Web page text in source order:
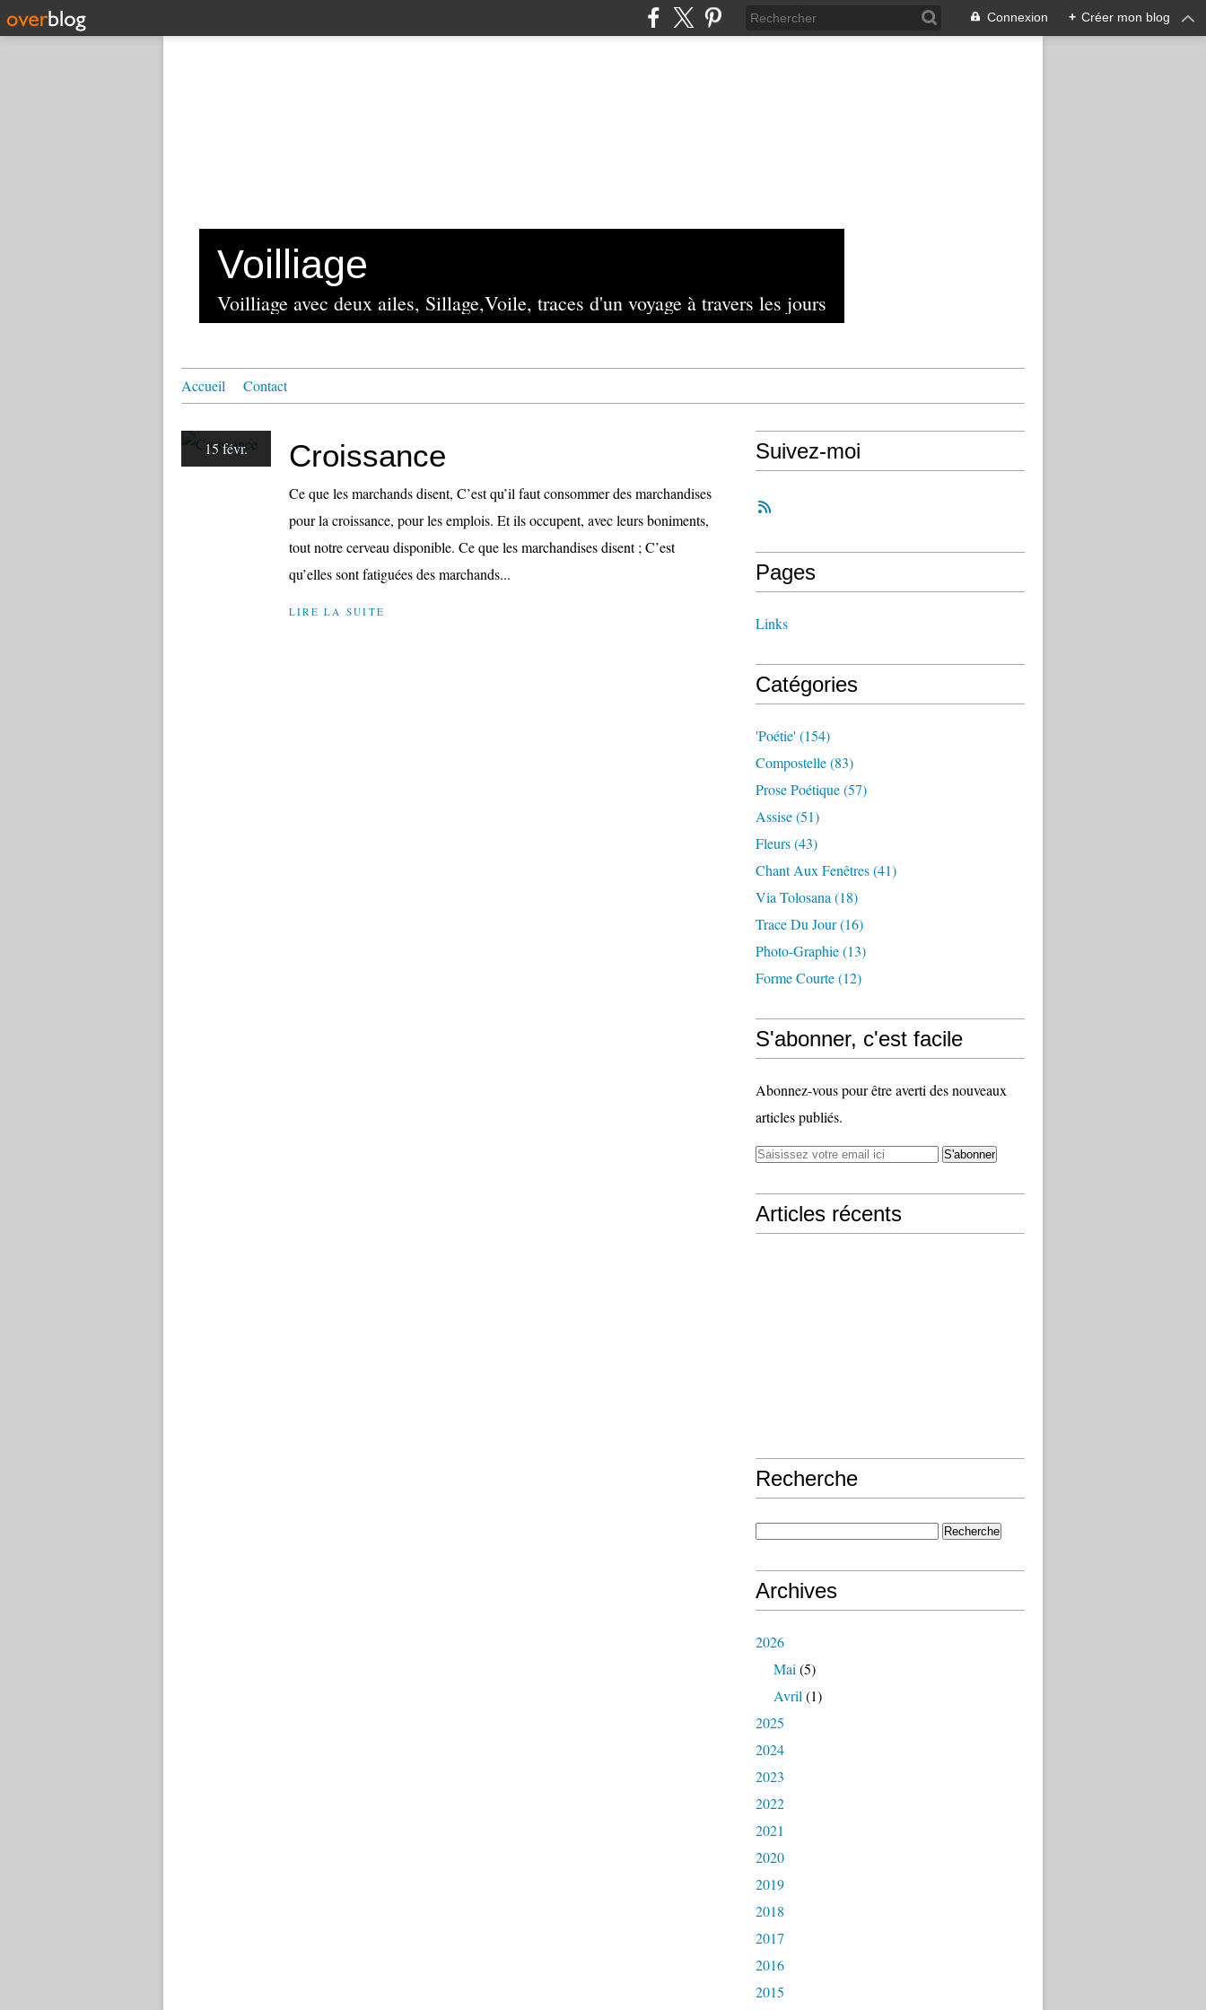
Connexion + Créer mon blog
Voilliage
Voilliage avec deux ailes, Sillage,Voile, traces d'un voyage à travers les jours
Accueil Contact
15 févr. Croissance
Ce que les marchands disent, C’est qu’il faut consommer des marchandises
pour la croissance, pour les emplois. Et ils occupent, avec leurs boniments,
tout notre cerveau disponible. Ce que les marchandises disent ; C’est
qu’elles sont fatiguées des marchands...
LIRE LA SUITE
Suivez-moi
Pages
Links
Catégories
'poétie' (154)
Compostelle(83)
Prose Poétique(57)
Assise(51)
Fleurs(43)
Chant Aux Fenêtres(41)
Via Tolosana (18)
Trace Du Jour(16)
Photo-Graphie(13)
Forme Courte(12)
S'abonner, c'est facile
Abonnez-vous pour être averti des nouveaux
articles publiés.
Articles récents
Recherche
Archives
2026
Mai (5)
Avril (1)
2025
2024
2023
2022
2021
2020
2019
2018
2017
2016
2015